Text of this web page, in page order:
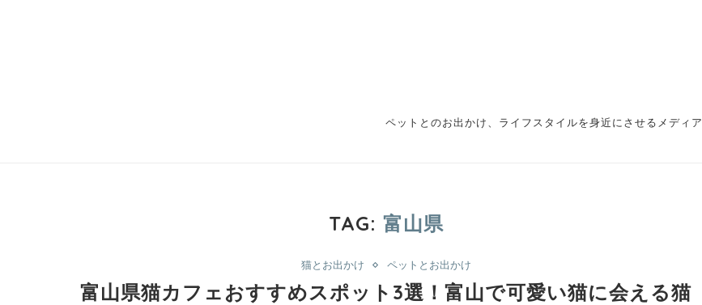
ペットとのお出かけ、ライフスタイルを身近にさせるメディア
TAG: 富山県
猫とお出かけ ペットとお出かけ
富山県猫カフェおすすめスポット3選！富山で可愛い猫に会える猫